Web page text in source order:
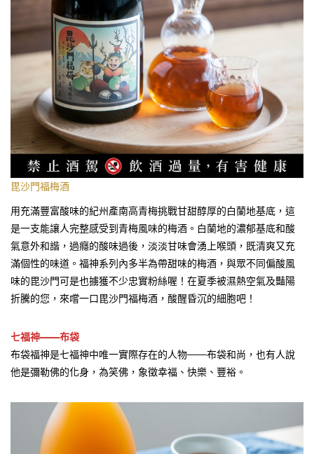
毘沙門福梅酒
用充滿豐富酸味的紀州產南高青梅挑戰甘甜醇厚的白蘭地基底，這
是一支能讓人完整感受到青梅風味的梅酒。白蘭地的濃郁基底和酸
氣意外和諧，過癮的酸味過後，淡淡甘味會湧上喉頭，既清爽又充
滿個性的味道。福神系列內多半為帶甜味的梅酒，與眾不同偏酸風
味的毘沙門可是也擄獲不少忠實粉絲喔！在夏季被濕熱空氣及豔陽
折騰的您，來嚐一口毘沙門福梅酒，酸醒昏沉的細胞吧！
七福神——布袋
布袋福神是七福神中唯一實際存在的人物——布袋和尚，也有人說
他是彌勒佛的化身，為笑佛，象徵幸福、快樂、豐裕。